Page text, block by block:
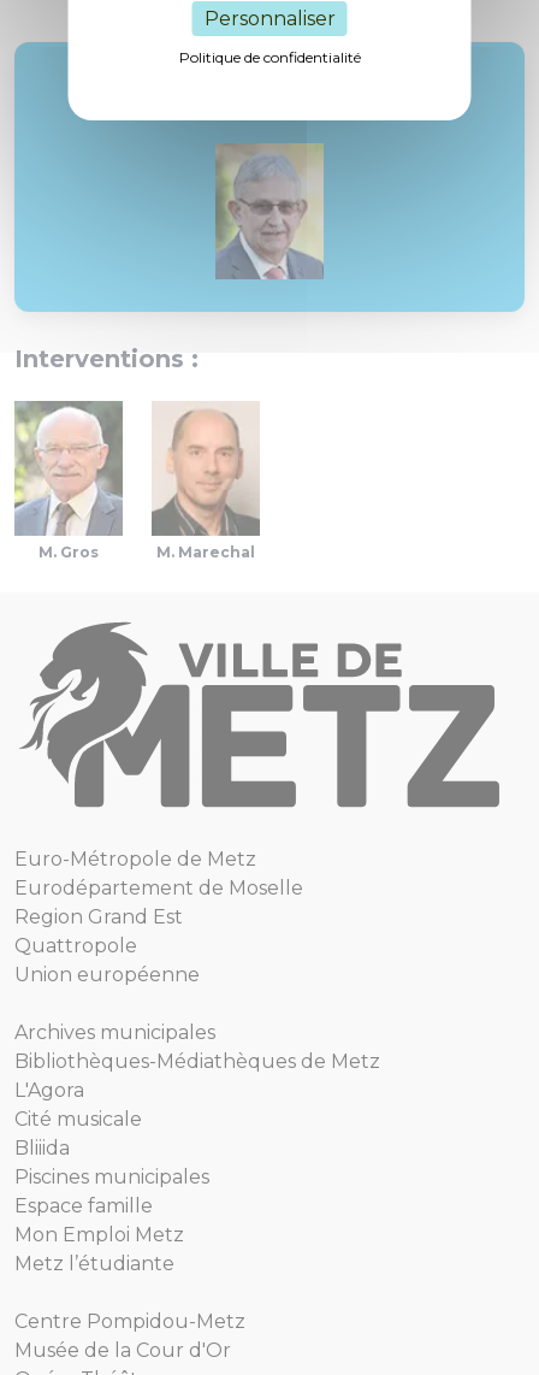
Personnaliser
Politique de confidentialité
Interventions :
M. Gros M. Marechal
Euro-Métropole de Metz
Eurodépartement de Moselle
Region Grand Est
Quattropole
Union européenne
Archives municipales
Bibliothèques-Médiathèques de Metz
L'Agora
Cité musicale
Bliiida
Piscines municipales
Espace famille
Mon Emploi Metz
Metz l’étudiante
Centre Pompidou-Metz
Musée de la Cour d'Or